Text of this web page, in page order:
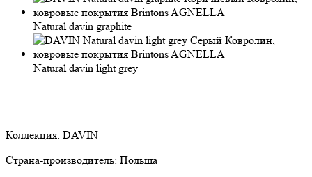
Natural davin graphite
Natural davin light grey
Коллекция: DAVIN
Страна-производитель: Польша